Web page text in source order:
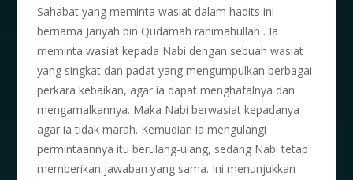
Sahabat yang meminta wasiat dalam hadits ini
bernama Jariyah bin Qudamah rahimahullah . Ia
meminta wasiat kepada Nabi dengan sebuah wasiat
yang singkat dan padat yang mengumpulkan berbagai
perkara kebaikan, agar ia dapat menghafalnya dan
mengamalkannya. Maka Nabi berwasiat kepadanya
agar ia tidak marah. Kemudian ia mengulangi
permintaannya itu berulang-ulang, sedang Nabi tetap
memberikan jawaban yang sama. Ini menunjukkan